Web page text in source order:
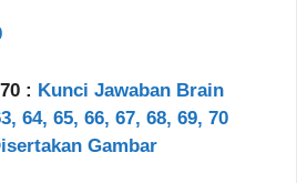
: Kunci Jawaban Brain
64, 65, 66, 67, 68, 69, 70
Gambar